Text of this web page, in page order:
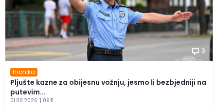
3
Hronika
Pljušte kazne za obijesnu vožnju, jesmo li bezbjedniji na
putevim...
01.08.2026. | 09:11